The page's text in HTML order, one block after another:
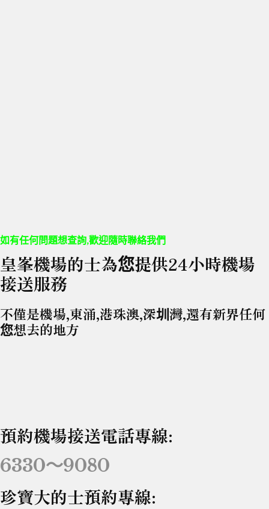
如有任何問題想查詢,歡迎隨時聯絡我們
皇峯機場的士為您提供24小時機場
接送服務
不僅是機場,東涌,港珠澳,深圳灣,還有新界任何
您想去的地方
預約機場接送電話專線:
6330～9080
珍寶大的士預約專線: